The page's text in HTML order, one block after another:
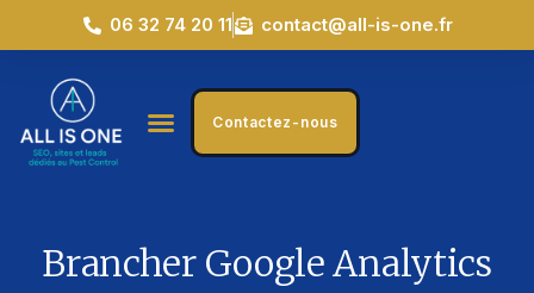
06 32 74 20 11 contact@all-is-one.fr
Contactez-nous
Brancher Google Analytics